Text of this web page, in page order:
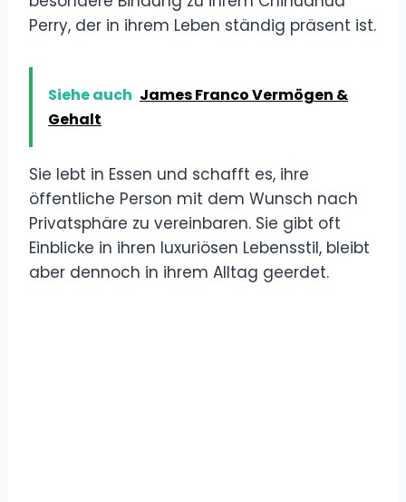
Perry, der in ihrem Leben ständig präsent ist.
Siehe auch James Franco Vermögen &
Gehalt
Sie lebt in Essen und schafft es, ihre
öffentliche Person mit dem Wunsch nach
Privatsphäre zu vereinbaren. Sie gibt oft
Einblicke in ihren luxuriösen Lebensstil, bleibt
aber dennoch in ihrem Alltag geerdet.